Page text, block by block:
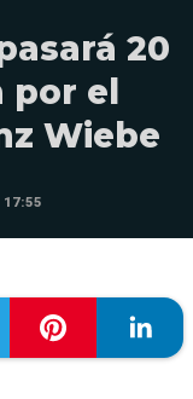
20
por el
Wiebe
17:55